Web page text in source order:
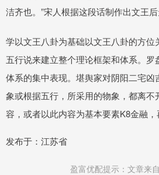
洁齐也。”宋人根据这段话制作出文王后
学以文王八卦为基础以文王八卦的方位
五行说来建立整个理论框架和体系。
体系的集中表现。堪舆家对阴阳二宅
象或根据五行，所采用的物象，都离不
容，或者以此内容为基本要素K8金融，
发布于：江苏省
盈富优配提示：文章来